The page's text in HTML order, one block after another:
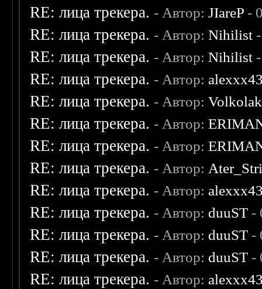
RE: лица трекера. - Автор:JIareP -
RE: лица трекера. - Автор:Nihilist
RE: лица трекера. - Автор:Nihilist
RE: лица трекера. - Автор:
RE: лица трекера. - Автор:Volkolak
RE: лица трекера. - Автор:
RE: лица трекера. - Автор:
RE: лица трекера. - Автор:
RE: лица трекера. - Автор:
RE: лица трекера. - Автор: duuST -
RE: лица трекера. - Автор: duuST -
RE: лица трекера. - Автор: duuST -
RE: лица трекера. - Автор: